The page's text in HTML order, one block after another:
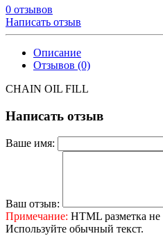
0 отзывов
Написать отзыв
Описание
Отзывов (0)
CHAIN OIL FILL
Написать отзыв
Ваше имя:
Ваш отзыв:
Примечание: HTML разметка
Используйте обычный текст.